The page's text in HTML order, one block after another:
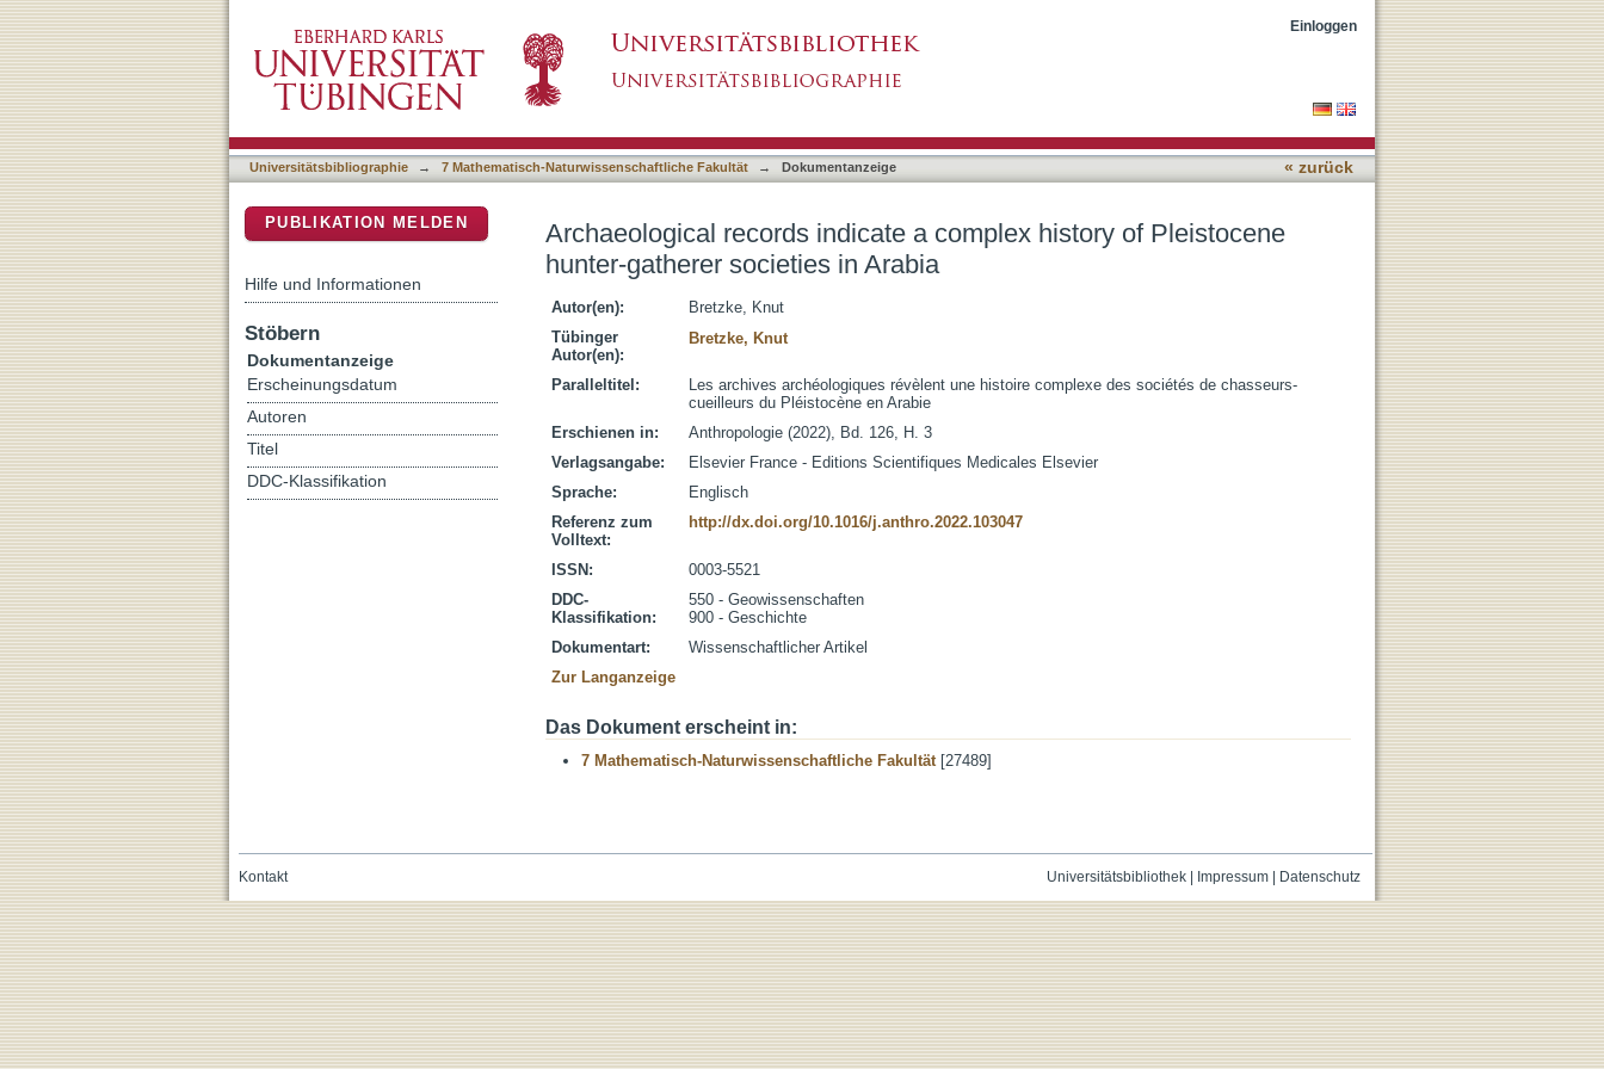
Archaeological records indicate a complex history of Pleistocene hunter-gatherer societies in
Arabia
Einloggen
Universitätsbibliographie → 7 Mathematisch-Naturwissenschaftliche Fakultät → Dokumentanzeige « zurück
Archaeological records indicate a complex history of Pleistocene
hunter-gatherer societies in Arabia
Autor(en):
Bretzke, Knut
Tübinger
Autor(en):
Bretzke, Knut
Paralleltitel:
Les archives archéologiques révèlent une histoire complexe des sociétés de chasseurs-
cueilleurs du Pléistocène en Arabie
Erschienen in:
Anthropologie (2022), Bd. 126, H. 3
Verlagsangabe:
Elsevier France - Editions Scientifiques Medicales Elsevier
Sprache:
Englisch
Referenz zum
Volltext:
http://dx.doi.org/10.1016/j.anthro.2022.103047
ISSN:
0003-5521
DDC-
Klassifikation:
550 - Geowissenschaften
900 - Geschichte
Dokumentart:
Wissenschaftlicher Artikel
Zur Langanzeige
Das Dokument erscheint in:
7 Mathematisch-Naturwissenschaftliche Fakultät[27489]
PUBLIKATION MELDEN
Hilfe und Informationen
Stöbern
Dokumentanzeige
Erscheinungsdatum
Autoren
Titel
DDC-Klassifikation
Universitätsbibliothek| Impressum| Datenschutz
Kontakt